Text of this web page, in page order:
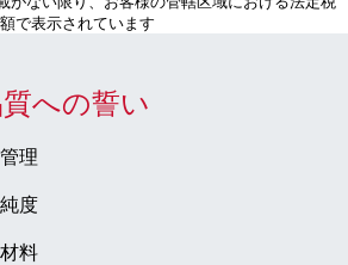
ャップ オレン
で表示されています
への誓い
理
度
料